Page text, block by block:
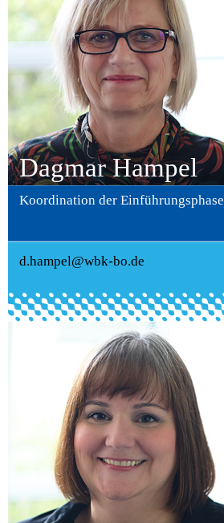
Dagmar Hampel
Koordination der Einführungsphase
d.hampel@wbk-bo.de